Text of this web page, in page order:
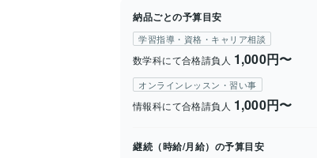
納品ごとの予算目安
学習指導・資格・キャリア相談
数学科にて合格請負人 1,000円〜
オンラインレッスン・習い事
情報科にて合格請負人 1,000円〜
継続（時給/月給）の予算目安